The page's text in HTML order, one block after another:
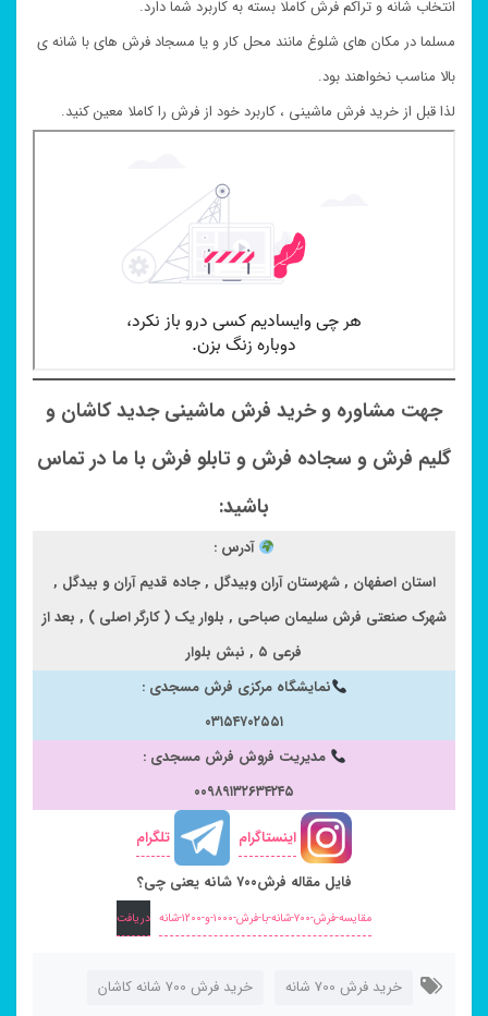
انتخاب شانه و تراکم فرش کاملا بسته به کاربرد شما دارد.
مسلما در مکان های شلوغ مانند محل کار و یا مسجاد فرش های با شانه ی
بالا مناسب نخواهند بود.
لذا قبل از خرید فرش ماشینی ، کاربرد خود از فرش را کاملا معین کنید.
جهت مشاوره و خرید فرش ماشینی جدید کاشان و
گلیم فرش و سجاده فرش و تابلو فرش با ما در تماس
باشید:
آدرس :
استان اصفهان , شهرستان آران وبیدگل , جاده قدیم آران و بیدگل ,
شهرک صنعتی فرش سلیمان صباحی , بلوار یک ( کارگر اصلی ) , بعد از
فرعی ۵ , نبش بلوار
نمایشگاه مرکزی فرش مسجدی :
۰۳۱۵۴۷۰۲۵۵۱
مدیریت فروش فرش مسجدی :
۰۰۹۸۹۱۳۲۶۳۴۲۴۵
اینستاگرام
تلگرام
فایل مقاله فرش۷۰۰ شانه یعنی چی؟
مقایسه-فرش-۷۰۰-شانه-با-فرش-۱۰۰۰-و-۱۲۰۰-شانه دریافت
خرید فرش 700 شانه
خرید فرش 700 شانه کاشان